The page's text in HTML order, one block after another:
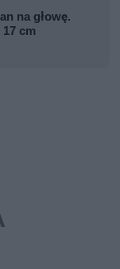
na głowę.
cm